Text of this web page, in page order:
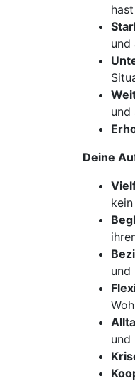
und
und
Deine
und
und